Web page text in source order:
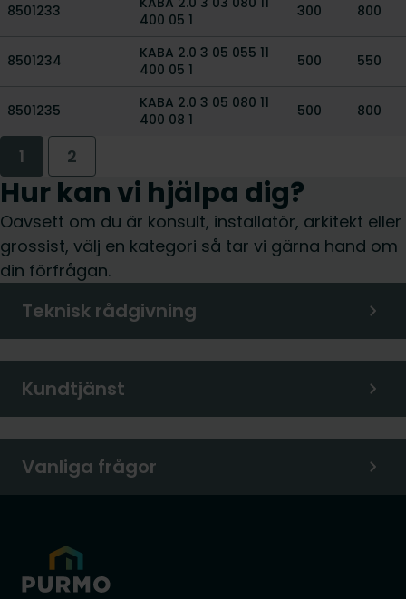
8501233
400 05 1
300 800
8501234
KABA 2.0 3 05 055 11
400 05 1
500 550
8501235
KABA 2.0 3 05 080 11
400 08 1
500 800
1 2
Hur kan vi hjälpa dig?
Oavsett om du är konsult, installatör, arkitekt eller
grossist, välj en kategori så tar vi gärna hand om
din förfrågan.
Teknisk rådgivning
Kundtjänst
Vanliga frågor